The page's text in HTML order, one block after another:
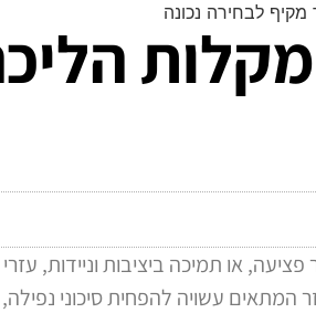
מקיף לבחירה נכונה
או תמיכה ביציבות וניידות,
עשויה להפחית סיכוני